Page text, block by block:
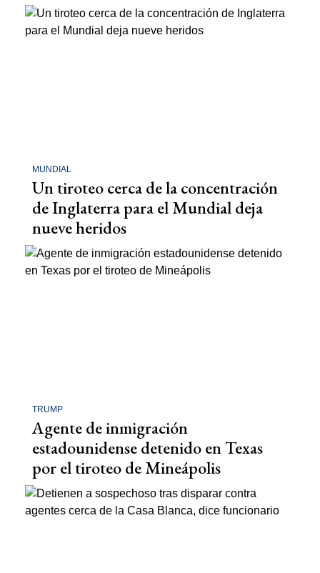
MUNDIAL
Un tiroteo cerca de la concentración
de Inglaterra para el Mundial deja
nueve heridos
TRUMP
Agente de inmigración
estadounidense detenido en Texas
por el tiroteo de Mineápolis